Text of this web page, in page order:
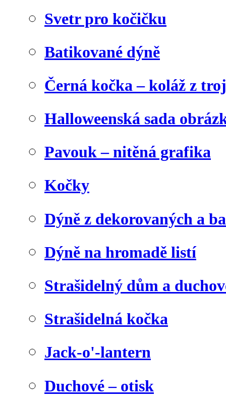
Svetr pro kočičku
Batikované dýně
Černá kočka – koláž z
Halloweenská sada
Pavouk – nitěná grafika
Kočky
Dýně z dekorovaných a
Dýně na hromadě listí
Strašidelný dům a
Strašidelná kočka
Jack-o'-lantern
Duchové – otisk